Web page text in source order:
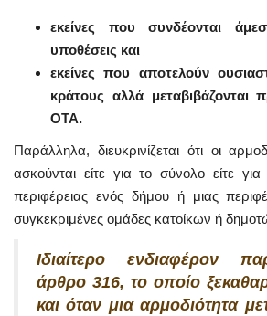
εκείνες που συνδέονται
υποθέσεις και
εκείνες που αποτελούν
κράτους αλλά
ΟΤΑ.
Παράλληλα, διευκρινίζεται ότι οι
ασκούνται είτε για το σύνολο είτε
περιφέρειας ενός δήμου ή μιας
συγκεκριμένες ομάδες κατοίκων ή
Ιδιαίτερο ενδιαφέρον
άρθρο 316, το οποίο
και όταν μια αρμοδιότητα